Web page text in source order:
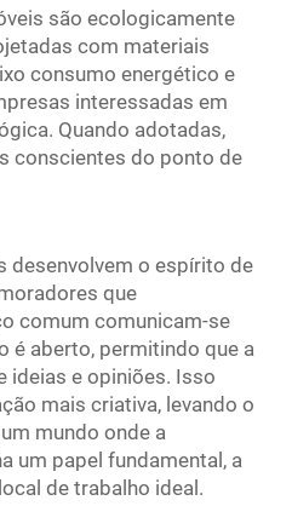
são ecologicamente
com materiais
consumo energético e
interessadas em
Quando adotadas,
conscientes do ponto de
desenvolvem o espírito de
que
comum comunicam-se
é aberto, permitindo que a
ideias e opiniões. Isso
mais criativa, levando o
mundo onde a
um papel fundamental, a
de trabalho ideal.